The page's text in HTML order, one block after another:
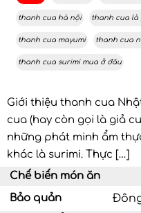
thanh cua hà nội thanh cua là
thanh cua mayumi thanh cua
thanh cua surimi mua ở đâu
Giới thiệu thanh cua
cua (hay còn gọi là giả
những phát minh ẩm
khác là surimi. Thực […]
Chế biến món ăn
Bảo quản